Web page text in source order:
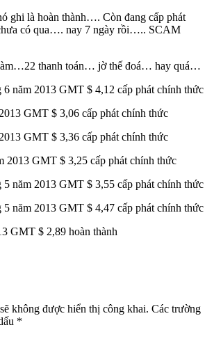
ghi là hoàn thành…. Còn đang cấp phát
có qua…. nay 7 ngày rồi….. SCAM
thanh toán… jờ thế đoá… hay quá…
6 năm 2013 GMT $ 4,12 cấp phát chính thức
GMT $ 3,06 cấp phát chính thức
GMT $ 3,36 cấp phát chính thức
2013 GMT $ 3,25 cấp phát chính thức
5 năm 2013 GMT $ 3,55 cấp phát chính thức
5 năm 2013 GMT $ 4,47 cấp phát chính thức
GMT $ 2,89 hoàn thành
không được hiển thị công khai. Các trường
*